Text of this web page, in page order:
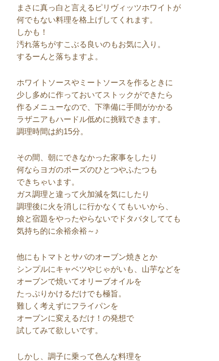
まさに真っ白と言えるピリヴィッツホワイトが
何でもない料理を格上げしてくれます。
しかも！
汚れ落ちがすこぶる良いのもお気に入り。
するーんと落ちますよ。
ホワイトソースやミートソースを作るときに
少し多めに作っておいてストックができたら
作るメニューなので、下準備に手間がかかる
ラザニアもハードル低めに挑戦できます。
調理時間は約15分。
その間、朝にできなかった家事をしたり
何ならヨガのポーズのひとつやふたつも
できちゃいます。
ガス調理と違って火加減を気にしたり
調理後に火を消しに行かなくてもいいから、
娘と宿題をやったやらないでドタバタしてても
気持ち的に余裕余裕～♪
他にもトマトとサバのオーブン焼きとか
シンプルにキャベツやじゃがいも、山芋などを
オーブンで焼いてオリーブオイルを
たっぷりかけるだけでも極旨。
難しく考えずにフライパンを
オーブンに変えるだけ！の発想で
試してみて欲しいです。
しかし、調子に乗って色んな料理を